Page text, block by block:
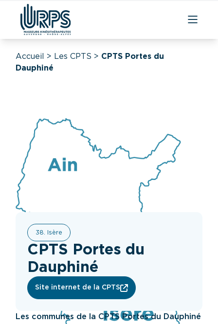
Accueil > Les CPTS > CPTS Portes du
Dauphiné
38. Isère
CPTS Portes du
Dauphiné
Site internet de la CPTS
Les communes de la CPTS Portes du Dauphiné